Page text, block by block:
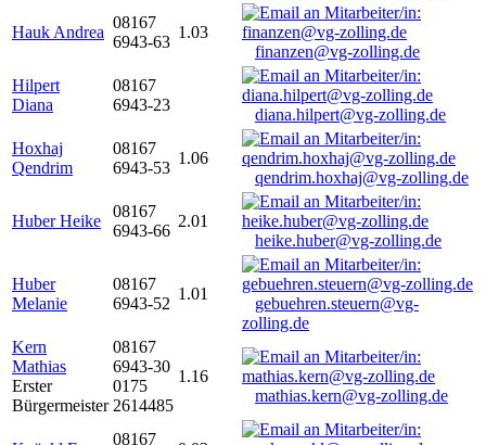
Hauk Andrea
08167
6943-63
1.03
finanzen@vg-zolling.de
Hilpert
Diana
08167
6943-23
diana.hilpert@vg-zolling.de
Hoxhaj
Qendrim
08167
6943-53
1.06
qendrim.hoxhaj@vg-zolling.de
Huber Heike
08167
6943-66
2.01
heike.huber@vg-zolling.de
Huber
Melanie
08167
6943-52
1.01
gebuehren.steuern@vg-
zolling.de
Kern
Mathias
Erster
Bürgermeister
08167
6943-30
0175
2614485
1.16
mathias.kern@vg-zolling.de
08167